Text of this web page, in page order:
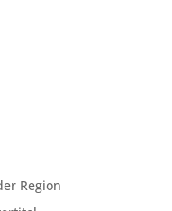
Region